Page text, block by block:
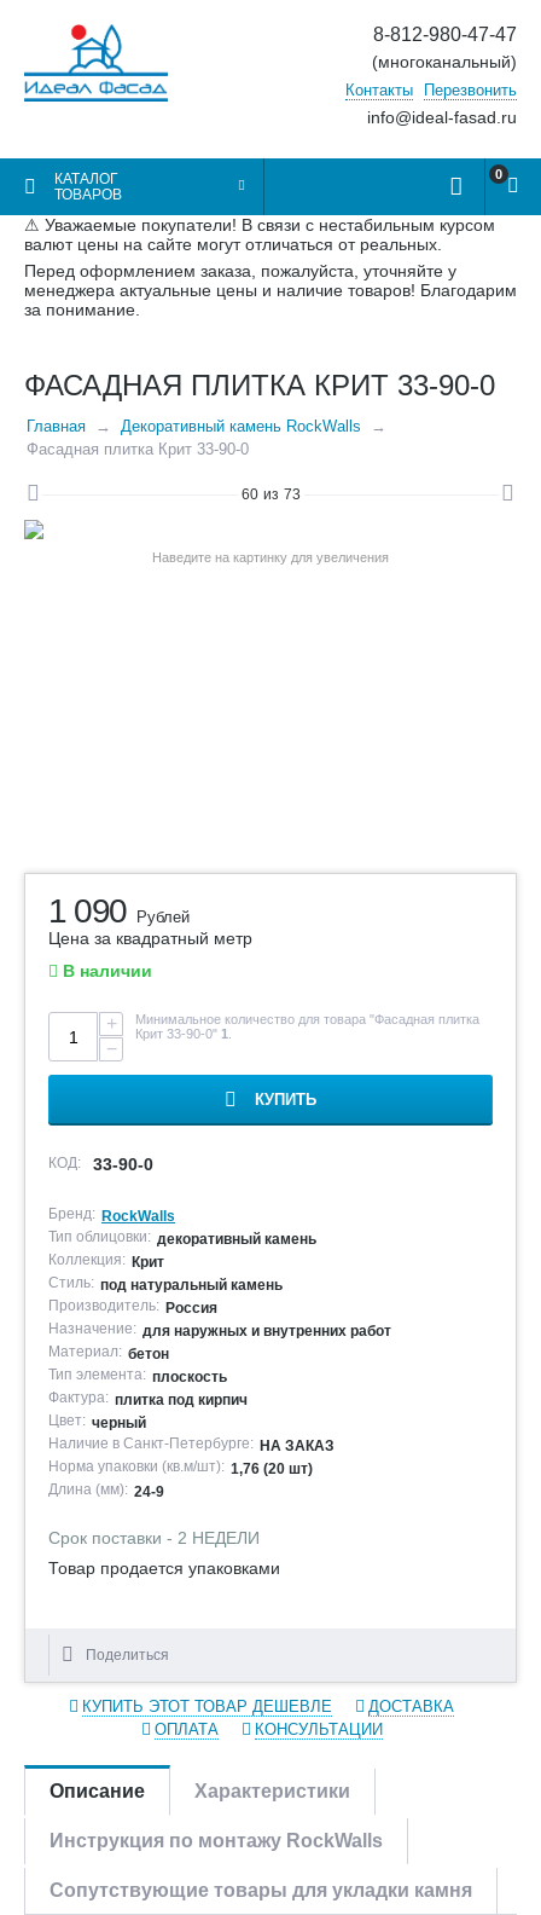
8-812-980-47-47
(многоканальный)
Контакты Перезвонить
info@ideal-fasad.ru
КАТАЛОГ
ТОВАРОВ
0
⚠ Уважаемые покупатели! В связи с нестабильным курсом
валют цены на сайте могут отличаться от реальных.
Перед оформлением заказа, пожалуйста, уточняйте у
менеджера актуальные цены и наличие товаров! Благодарим
за понимание.
ФАСАДНАЯ ПЛИТКА КРИТ 33-90-0
Главная
Декоративный камень RockWalls
Фасадная плитка Крит 33-90-0
60 из 73
Наведите на картинку для увеличения
1 090 Рублей
Цена за квадратный метр
В наличии
+
−
Минимальное количество для товара "Фасадная плитка
Крит 33-90-0" 1
КУПИТЬ
КОД: 33-90-0
Бренд: RockWalls
Тип облицовки: декоративный камень
Коллекция: Крит
Стиль: под натуральный камень
Производитель: Россия
Назначение: для наружных и внутренних работ
Материал: бетон
Тип элемента: плоскость
Фактура: плитка под кирпич
Цвет: черный
Наличие в Санкт-Петербурге: НА ЗАКАЗ
Норма упаковки (кв.м/шт): 1,76 (20 шт)
Длина (мм): 24-9
Срок поставки - 2 НЕДЕЛИ
Товар продается упаковками
Поделиться
КУПИТЬ ЭТОТ ТОВАР ДЕШЕВЛЕ
ДОСТАВКА
ОПЛАТА
КОНСУЛЬТАЦИИ
Описание Характеристики
Инструкция по монтажу RockWalls
Сопутствующие товары для укладки камня